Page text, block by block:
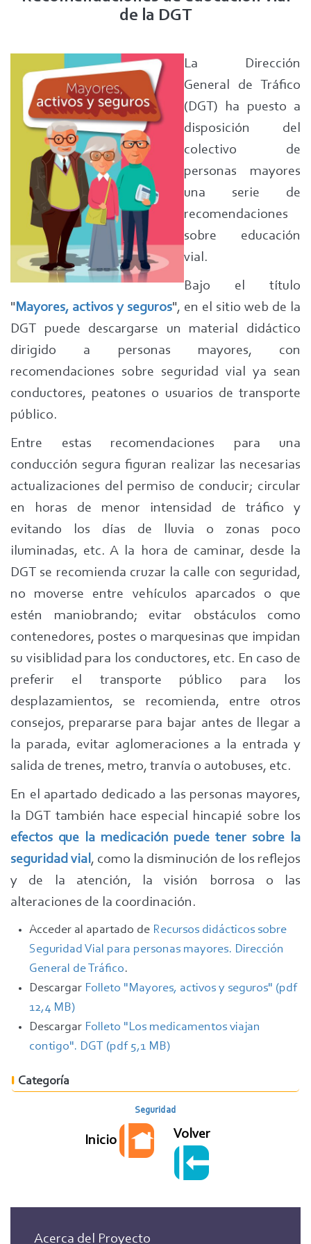
de la DGT
La Dirección
General de Tráfico
(DGT) ha puesto a
disposición del
colectivo de
personas mayores
una serie de
recomendaciones
sobre educación
vial.
Bajo el título
"Mayores, activos y seguros", en el sitio web de la
DGT puede descargarse un material didáctico
dirigido a personas mayores, con
recomendaciones sobre seguridad vial ya sean
conductores, peatones o usuarios de transporte
público.
Entre estas recomendaciones para una
conducción segura figuran realizar las necesarias
actualizaciones del permiso de conducir; circular
en horas de menor intensidad de tráfico y
evitando los días de lluvia o zonas poco
iluminadas, etc. A la hora de caminar, desde la
DGT se recomienda cruzar la calle con seguridad,
no moverse entre vehículos aparcados o que
estén maniobrando; evitar obstáculos como
contenedores, postes o marquesinas que impidan
su visiblidad para los conductores, etc. En caso de
preferir el transporte público para los
desplazamientos, se recomienda, entre otros
consejos, prepararse para bajar antes de llegar a
la parada, evitar aglomeraciones a la entrada y
salida de trenes, metro, tranvía o autobuses, etc.
En el apartado dedicado a las personas mayores,
la DGT también hace especial hincapié sobre los
efectos que la medicación puede tener sobre la
seguridad vial, como la disminución de los reflejos
y de la atención, la visión borrosa o las
alteraciones de la coordinación.
Acceder al apartado de Recursos didácticos sobre
Seguridad Vial para personas mayores. Dirección
General de Tráfico.
Descargar Folleto "Mayores, activos y seguros" (pdf
12,4 MB)
Descargar Folleto "Los medicamentos viajan
contigo". DGT (pdf 5,1 MB)
Categoría
Seguridad
Inicio Volver
Acerca del Proyecto